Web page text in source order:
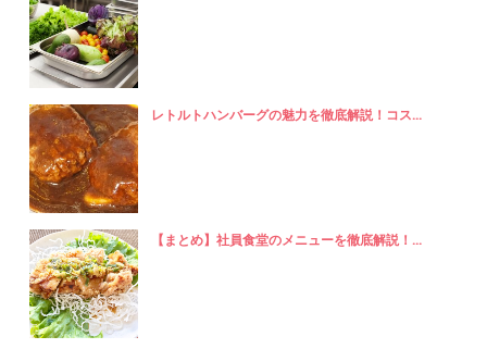
レトルトハンバーグの魅力を徹底解説！コス...
【まとめ】社員食堂のメニューを徹底解説！...